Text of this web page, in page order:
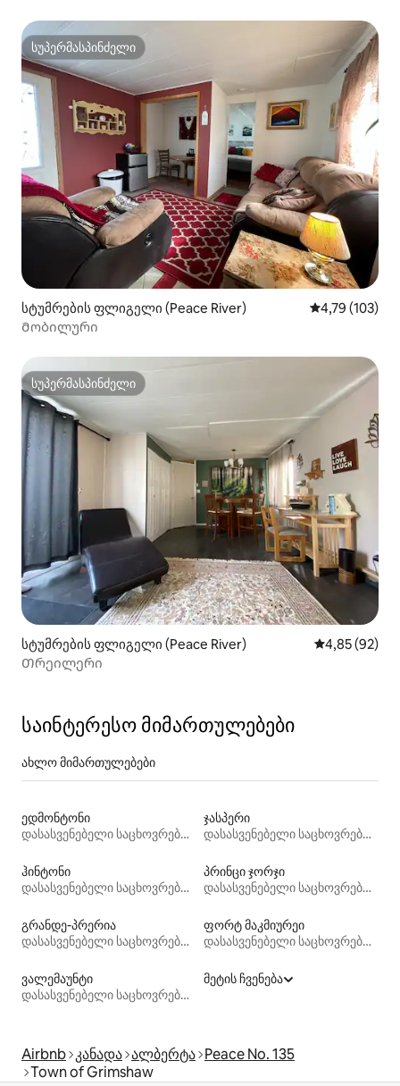
სუპერმასპინძელი
სუპერმასპინძელი
სტუმრების ფლიგელი (Peace River) საშუალო
4,79 (103)
Მობილური
სუპერმასპინძელი
სუპერმასპინძელი
სტუმრების ფლიგელი (Peace River) საშუალო
4,85 (92)
Თრეილერი
საინტერესო მიმართულებები
ახლო მიმართულებები
ედმონტონი
დასასვენებელი საცხოვრებლები
ჯასპერი
დასასვენებელი საცხოვრებლები
ჰინტონი
დასასვენებელი საცხოვრებლები
პრინცი ჯორჯი
დასასვენებელი საცხოვრებლები
გრანდე-პრერია
დასასვენებელი საცხოვრებლები
ფორტ მაკმიურეი
დასასვენებელი საცხოვრებლები
ვალემაუნტი
დასასვენებელი საცხოვრებლები
მეტის ჩვენება
Airbnb კანადა ალბერტა Peace No. 135
Town of Grimshaw